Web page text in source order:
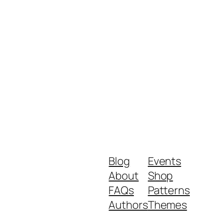
Blog
About
FAQs
Authors
Events
Shop
Patterns
Themes